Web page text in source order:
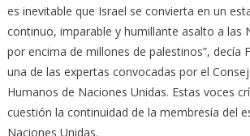
es inevitable que Israel se convierta en un
continuo, imparable y humillante asalto a las
por encima de millones de palestinos”, decía
una de las expertas convocadas por el
Humanos de Naciones Unidas. Estas voces
cuestión la continuidad de la membresía del
Naciones Unidas.